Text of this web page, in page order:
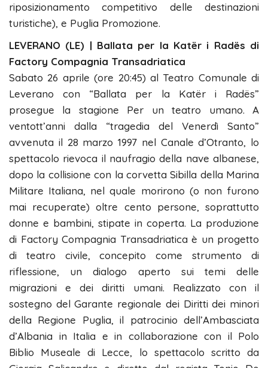
riposizionamento competitivo delle destinazioni
turistiche), e Puglia Promozione.
LEVERANO (LE) | Ballata per la Katër i Radës di
Factory Compagnia Transadriatica
Sabato 26 aprile (ore 20:45) al Teatro Comunale di
Leverano con “Ballata per la Katër i Radës”
prosegue la stagione Per un teatro umano. A
ventott’anni dalla “tragedia del Venerdì Santo”
avvenuta il 28 marzo 1997 nel Canale d’Otranto, lo
spettacolo rievoca il naufragio della nave albanese,
dopo la collisione con la corvetta Sibilla della Marina
Militare Italiana, nel quale morirono (o non furono
mai recuperate) oltre cento persone, soprattutto
donne e bambini, stipate in coperta. La produzione
di Factory Compagnia Transadriatica è un progetto
di teatro civile, concepito come strumento di
riflessione, un dialogo aperto sui temi delle
migrazioni e dei diritti umani. Realizzato con il
sostegno del Garante regionale dei Diritti dei minori
della Regione Puglia, il patrocinio dell’Ambasciata
d’Albania in Italia e in collaborazione con il Polo
Biblio Museale di Lecce, lo spettacolo scritto da